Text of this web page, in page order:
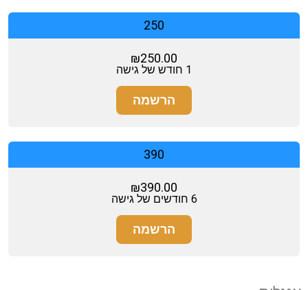
250
₪250.00
1 חודש של גישה
הרשמה
390
₪390.00
6 חודשים של גישה
הרשמה